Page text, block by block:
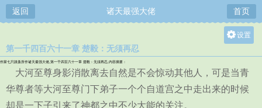
返回 诸天最强大佬 首页
设置
大
中
第一千四百六十一章 楚毅：无须再忍
作家七只跳蚤所作诸天最强大佬,第一千四百六十一章 楚毅：无须再忍,内容摘要：
大河至尊身影消散离去自然是不会惊动其他人，可是当青
华尊者等大河至尊门下弟子一个个自道宫之中走出来的时候
却是一下子引来了神都之中不少大能的关注。